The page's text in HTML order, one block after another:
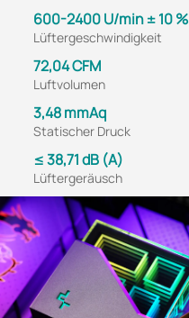
600-2400 U/min ± 10 %
Lüftergeschwindigkeit
72,04 CFM
Luftvolumen
3,48 mmAq
Statischer Druck
≤ 38,71 dB (A)
Lüftergeräusch